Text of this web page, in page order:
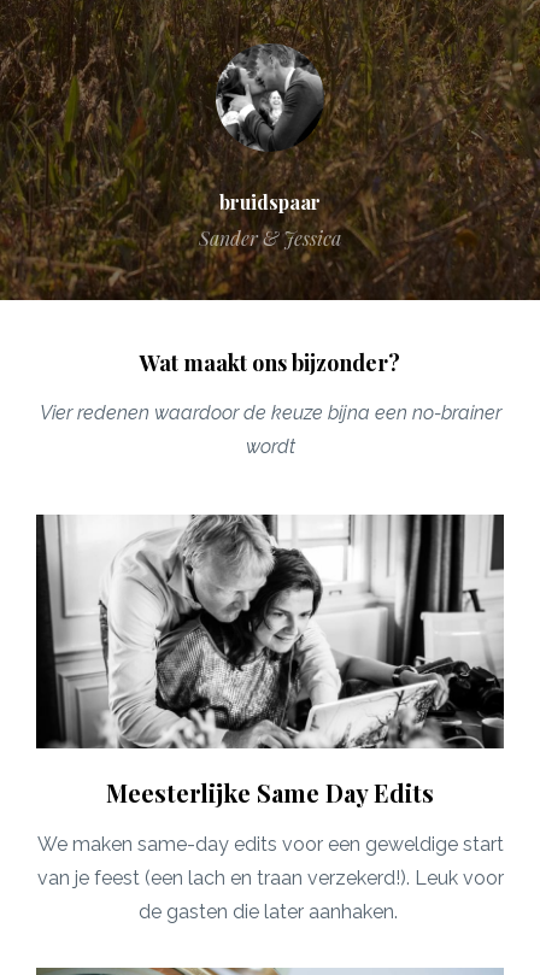
bruidspaar
Sander & Jessica
Wat maakt ons bijzonder?
Vier redenen waardoor de keuze bijna een no-brainer
wordt
Meesterlijke Same Day Edits
We maken same-day edits voor een geweldige start
van je feest (een lach en traan verzekerd!). Leuk voor
de gasten die later aanhaken.